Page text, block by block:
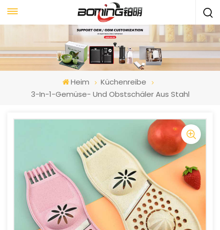
Heim
Küchenreibe
3-In-1-Gemüse- Und Obstschäler Aus Stahl